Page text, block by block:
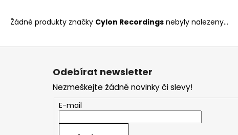
Žádné produkty značky Cylon Recordings nebyly nalezeny...
Z
Odebírat newsletter
Nezmeškejte žádné novinky či slevy!
E-mail